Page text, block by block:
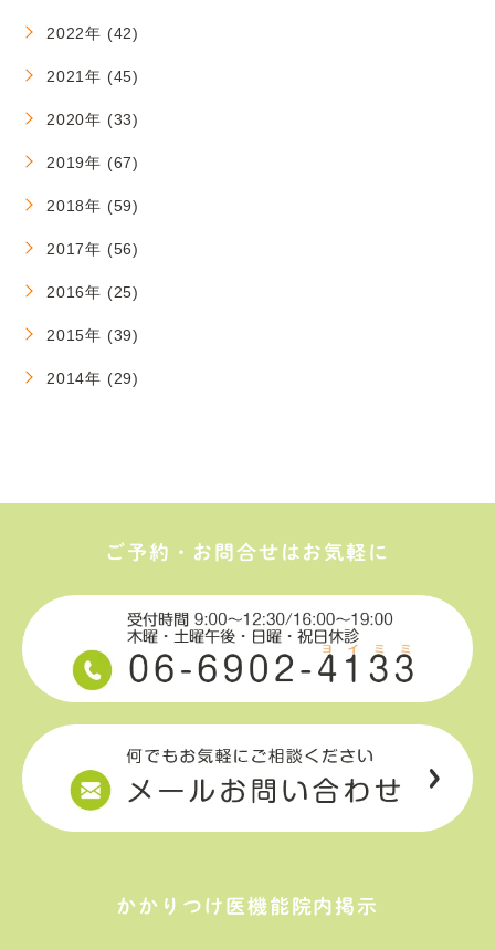
2022年 (42)
2021年 (45)
2020年 (33)
2019年 (67)
2018年 (59)
2017年 (56)
2016年 (25)
2015年 (39)
2014年 (29)
ご予約・お問合せはお気軽に
かかりつけ医機能院内掲示